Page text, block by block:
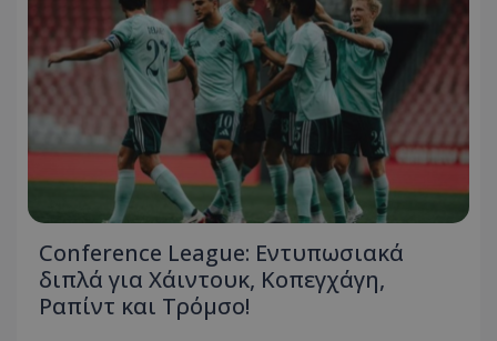
Conference League: Εντυπωσιακά
διπλά για Χάιντουκ, Κοπεγχάγη,
Ραπίντ και Τρόμσο!